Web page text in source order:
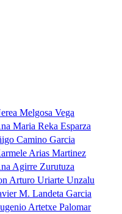
Melgosa Vega
Maria Reka Esparza
Camino Garcia
Arias Martinez
Agirre Zurutuza
Arturo Uriarte Unzalu
M. Landeta Garcia
Artetxe Palomar